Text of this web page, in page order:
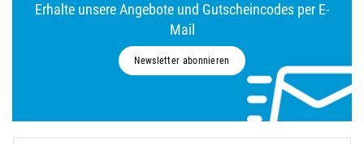
Erhalte unsere Angebote und Gutscheincodes per E-
Mail
Newsletter abonnieren